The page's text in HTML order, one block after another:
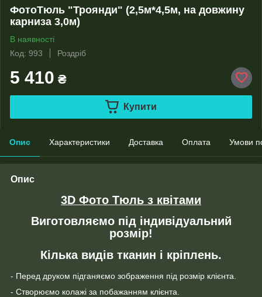
ФотоТюль "Троянди" (2,5м*4,5м, на довжину
карниза 3,0м)
В наявності
Код: 993
Роздріб
5 410 ₴
Купити
Опис Характеристики Доставка Оплата Умови
Опис
3D Фото Тюль з квітами
Виготовляємо під індивідуальний
розмір!
Кілька видів тканин і кріплень.
- Перед друком підганяємо зображення під розмір клієнта.
- Створюємо колажі за побажанням клієнта.